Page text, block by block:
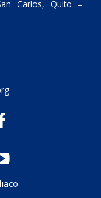
Carlos, Quito –